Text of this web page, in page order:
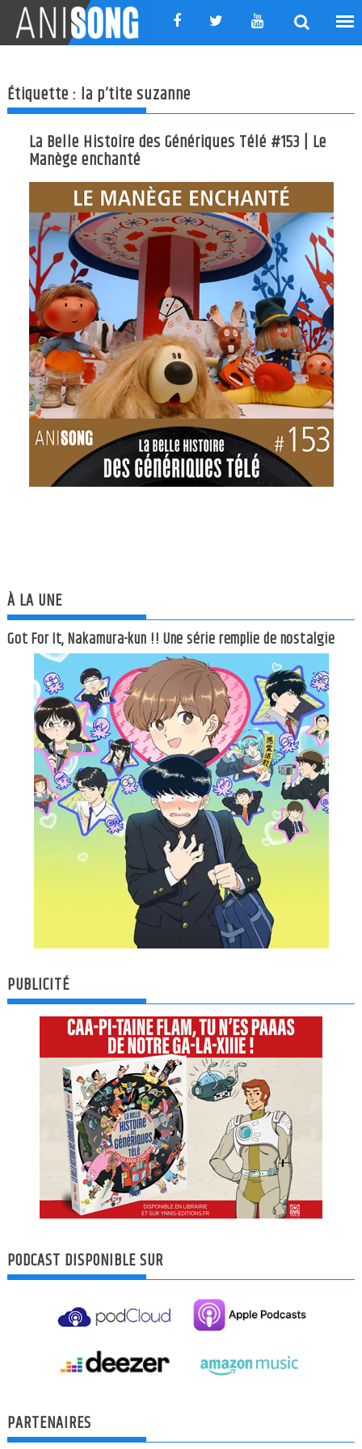
content
Étiquette : la p’tite suzanne
La Belle Histoire des Génériques Télé #153 | Le
Manège enchanté
À LA UNE
Got For It, Nakamura-kun !! Une série remplie de nostalgie
PUBLICITÉ
PODCAST DISPONIBLE SUR
PARTENAIRES